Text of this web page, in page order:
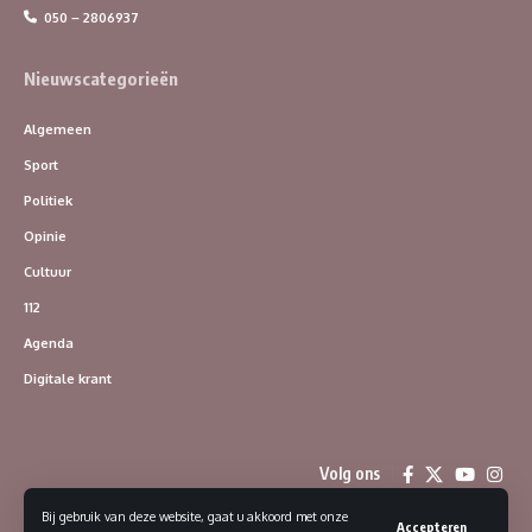
Bij gebruik van deze website, gaat u akkoord met onze
Accepteren
050 – 2806937
Nieuwscategorieën
Algemeen
Sport
Politiek
Opinie
Cultuur
112
Agenda
Digitale krant
Volg ons